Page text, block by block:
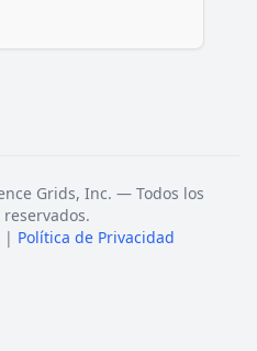
Grids, Inc. — Todos los
| Política de Privacidad